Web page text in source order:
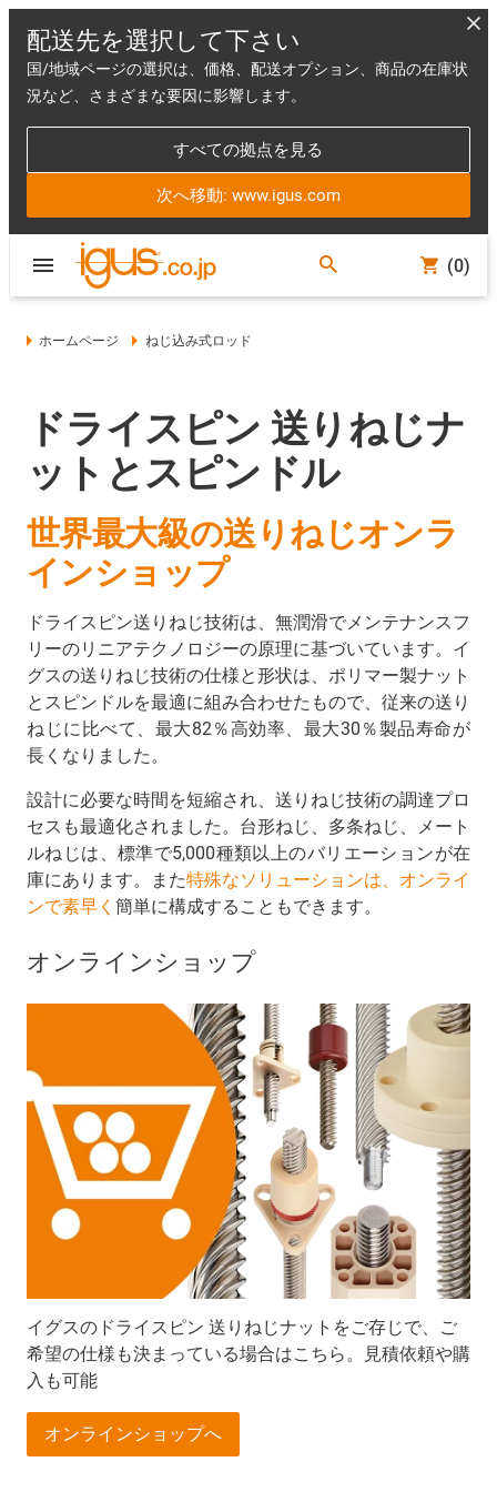
配送先を選択して下さい
国/地域ページの選択は、価格、配送オプション、商品の在庫状
況など、さまざまな要因に影響します。
すべての拠点を見る
次へ移動: www.igus.com
(0)
ホームページ ねじ込み式ロッド
ドライスピン 送りねじナ
ットとスピンドル
世界最大級の送りねじオンラ
インショップ
ドライスピン送りねじ技術は、無潤滑でメンテナンスフ
リーのリニアテクノロジーの原理に基づいています。イ
グスの送りねじ技術の仕様と形状は、ポリマー製ナット
とスピンドルを最適に組み合わせたもので、従来の送り
ねじに比べて、最大82％高効率、最大30％製品寿命が
長くなりました。
設計に必要な時間を短縮され、送りねじ技術の調達プロ
セスも最適化されました。台形ねじ、多条ねじ、メート
ルねじは、標準で5,000種類以上のバリエーションが在
庫にあります。また特殊なソリューションは、オンライ
ンで素早く 簡単に構成することもできます。
オンラインショップ
イグスのドライスピン 送りねじナットをご存じで、ご
希望の仕様も決まっている場合はこちら。見積依頼や購
入も可能
オンラインショップへ